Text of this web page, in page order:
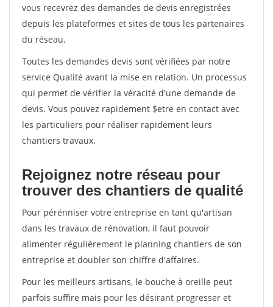
vous recevrez des demandes de devis enregistrées
depuis les plateformes et sites de tous les partenaires
du réseau.
Toutes les demandes devis sont vérifiées par notre
service Qualité avant la mise en relation. Un processus
qui permet de vérifier la véracité d'une demande de
devis. Vous pouvez rapidement $etre en contact avec
les particuliers pour réaliser rapidement leurs
chantiers travaux.
Rejoignez notre réseau pour
trouver des chantiers de qualité
Pour pérénniser votre entreprise en tant qu'artisan
dans les travaux de rénovation, il faut pouvoir
alimenter régulièrement le planning chantiers de son
entreprise et doubler son chiffre d'affaires.
Pour les meilleurs artisans, le bouche à oreille peut
parfois suffire mais pour les désirant progresser et